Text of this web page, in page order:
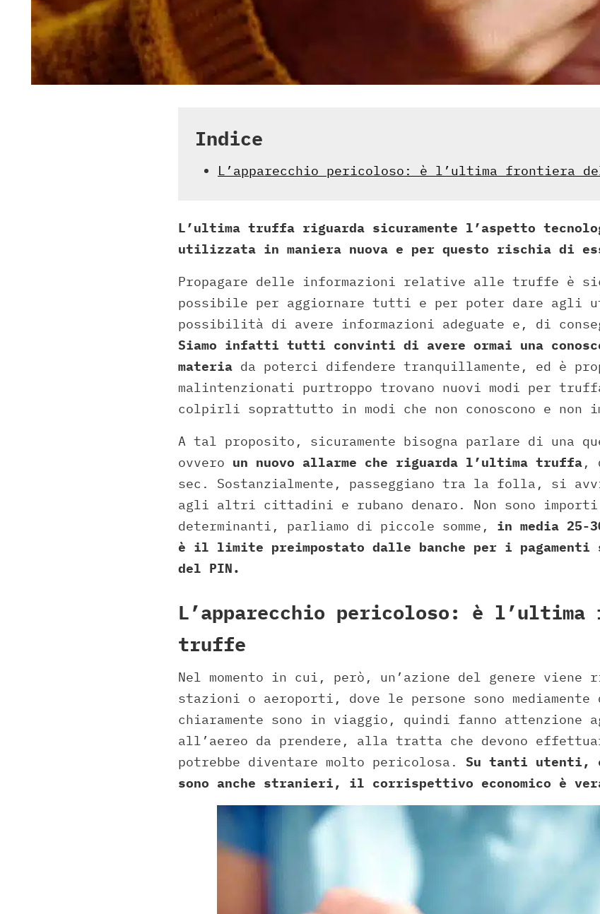
Indice
L’apparecchio pericoloso: è l’ultima frontiera
L’ultima truffa riguarda sicuramente l’aspetto
utilizzata in maniera nuova e per questo rischia di
Propagare delle informazioni relative alle truffe è
possibile per aggiornare tutti e per poter dare agli
possibilità di avere informazioni adeguate e, di
Siamo infatti tutti convinti di avere ormai una
materia da poterci difendere tranquillamente, ed è
malintenzionati purtroppo trovano nuovi modi per
colpirli soprattutto in modi che non conoscono e non
A tal proposito, sicuramente bisogna parlare di una
ovvero un nuovo allarme che riguarda l’ultima truffa,
sec. Sostanzialmente, passeggiano tra la folla, si
agli altri cittadini e rubano denaro. Non sono
determinanti, parliamo di piccole somme, in media 25-
è il limite preimpostato dalle banche per i pagamenti
del PIN.
L’apparecchio pericoloso: è
truffe
Nel momento in cui, però, un’azione del genere
stazioni o aeroporti, dove le persone sono
chiaramente sono in viaggio, quindi fanno
all’aereo da prendere, alla tratta che devono
potrebbe diventare molto pericolosa.
Su tanti utenti,
sono anche stranieri, il corrispettivo economico è